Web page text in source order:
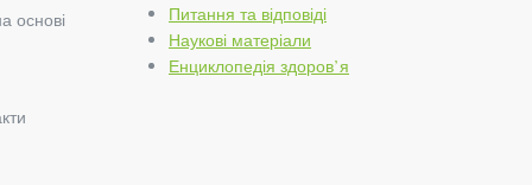
основі
Питання та відповіді
Наукові матеріали
Енциклопедія здоров’я